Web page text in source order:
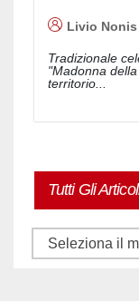
Livio Nonis
Tradizionale
"Madonna
territorio...
Tutti Gli
Tutti